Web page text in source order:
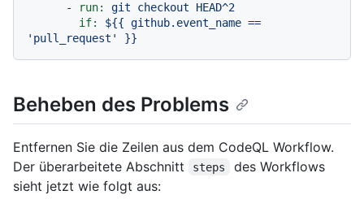
-
run: git checkout
HEAD^2
if:
${{ github.event_name ==
'pull_request'
}}
Beheben des Problems
Entfernen Sie die Zeilen aus dem CodeQL Workflow.
Der überarbeitete Abschnitt
steps
des Workflows
sieht jetzt wie folgt aus: